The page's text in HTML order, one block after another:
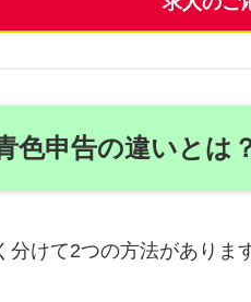
色申告の違いとは
けて2つの方法があります